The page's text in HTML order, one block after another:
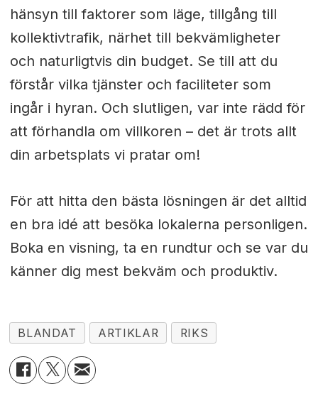
hänsyn till faktorer som läge, tillgång till
kollektivtrafik, närhet till bekvämligheter
och naturligtvis din budget. Se till att du
förstår vilka tjänster och faciliteter som
ingår i hyran. Och slutligen, var inte rädd för
att förhandla om villkoren – det är trots allt
din arbetsplats vi pratar om!
För att hitta den bästa lösningen är det alltid
en bra idé att besöka lokalerna personligen.
Boka en visning, ta en rundtur och se var du
känner dig mest bekväm och produktiv.
BLANDAT ARTIKLAR RIKS